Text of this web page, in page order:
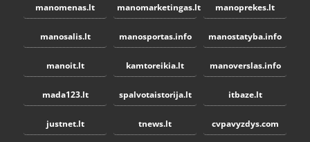
manomenas.lt manomarketingas.lt manoprekes.lt
manosalis.lt manosportas.info manostatyba.info
manoit.lt kamtoreikia.lt manoverslas.info
mada123.lt spalvotaistorija.lt itbaze.lt
justnet.lt tnews.lt cvpavyzdys.com